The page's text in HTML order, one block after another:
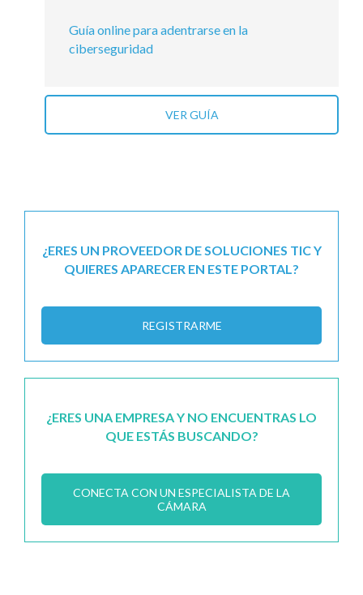
Guía online para adentrarse en la
ciberseguridad
VER GUÍA
¿ERES UN PROVEEDOR DE SOLUCIONES TIC Y
QUIERES APARECER EN ESTE PORTAL?
REGISTRARME
¿ERES UNA EMPRESA Y NO ENCUENTRAS LO
QUE ESTÁS BUSCANDO?
CONECTA CON UN ESPECIALISTA DE LA
CÁMARA